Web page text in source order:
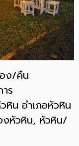
ง/คืน
ร
น อำเภอหัวหิน
งหัวหิน, หัวหิน/